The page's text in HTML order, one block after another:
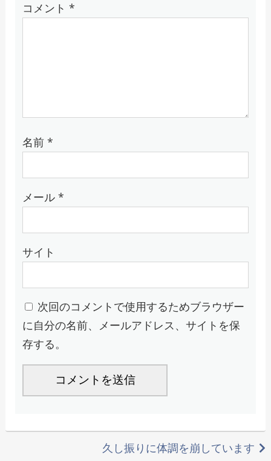
コメント *
名前 *
メール *
サイト
次回のコメントで使用するためブラウザー
に自分の名前、メールアドレス、サイトを保
存する。
久し振りに体調を崩しています